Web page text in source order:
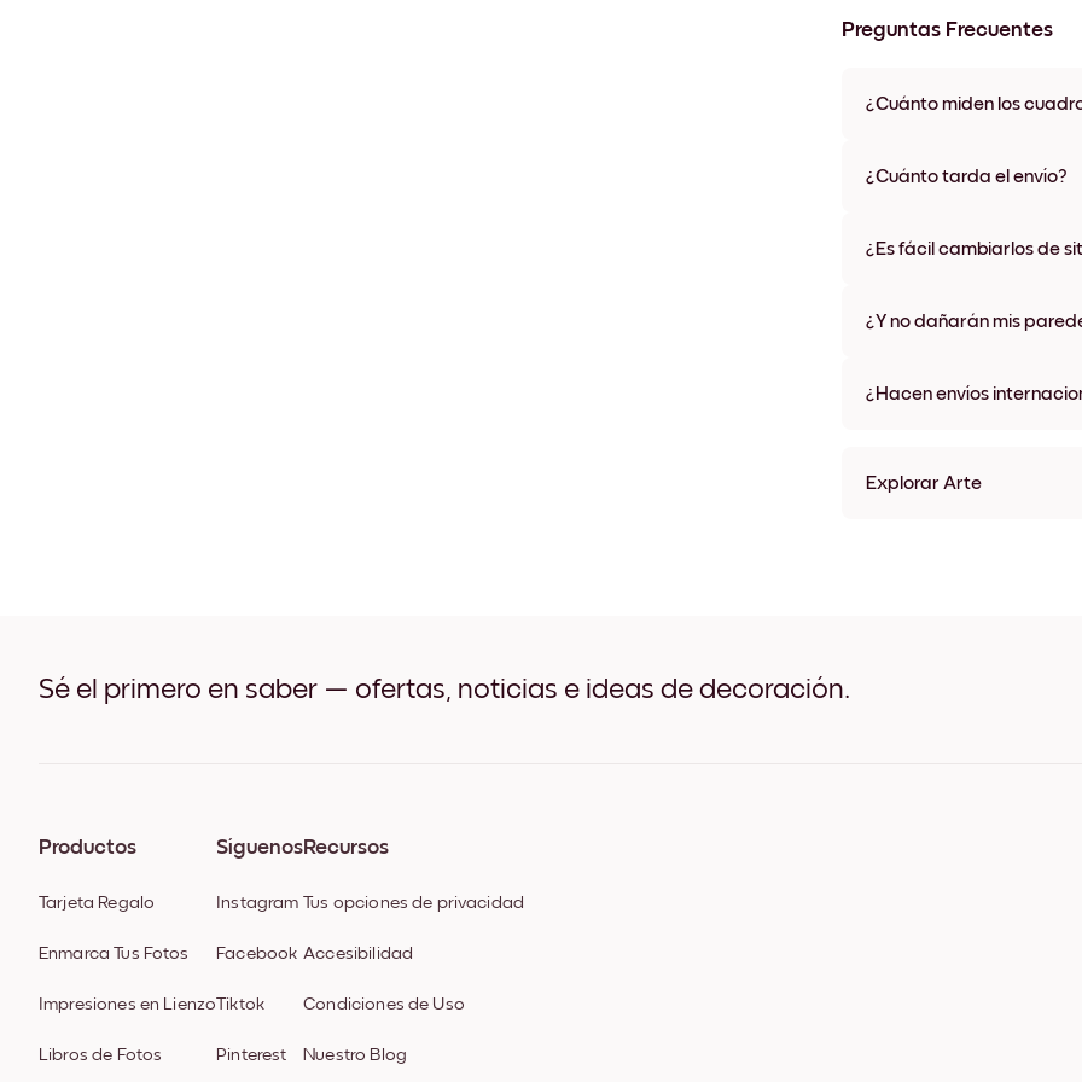
Preguntas Frecuentes
¿Cuánto miden los
materiales y colores de
¿Cuánto tarda el envío?
algunos países. Te
¿Es fácil cambiarlos de
¿Y no dañarán mis
¿Hacen envíos
Explorar Arte
Sé el primero en saber — ofertas, noticias e ideas de decoración.
Productos
Tarjeta Regalo
Enmarca Tus Fotos
Impresiones en Lienzo
Libros de Fotos
Síguenos
Instagram
Facebook
Tiktok
Pinterest
Recursos
Tus opciones de privacidad
Accesibilidad
Condiciones de Uso
Nuestro Blog